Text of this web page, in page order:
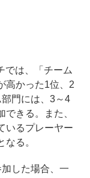
は、「チーム
高かった1位、2
門には、3～4
きる。また、
いるプレーヤー
る。
した場合、一